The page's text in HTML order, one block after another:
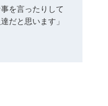
を言ったりして
だと思います」